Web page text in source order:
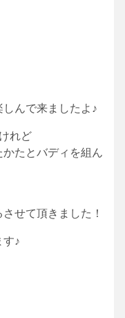
んで来ましたよ♪
れど
たとバディを組ん
せて頂きました！
♪